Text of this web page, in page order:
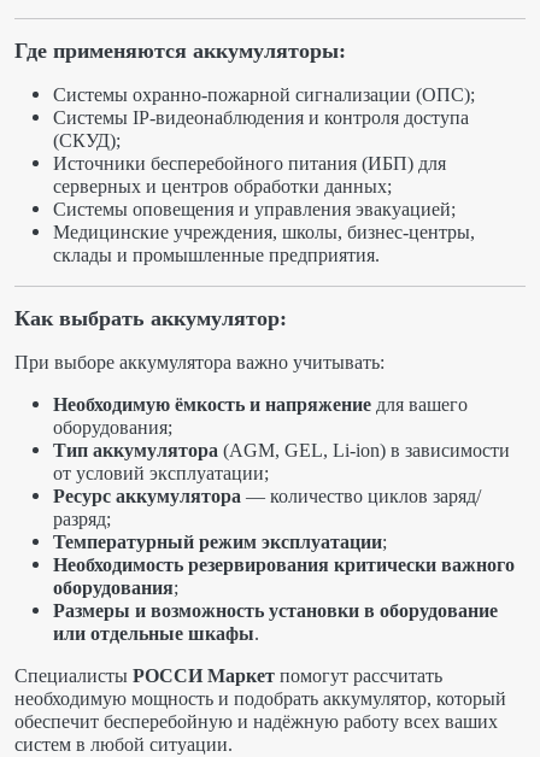
Где применяются аккумуляторы:
Системы охранно-пожарной сигнализации (ОПС);
Системы IP-видеонаблюдения и контроля доступа
(СКУД);
Источники бесперебойного питания (ИБП) для
серверных и центров обработки данных;
Системы оповещения и управления эвакуацией;
Медицинские учреждения, школы, бизнес-центры,
склады и промышленные предприятия.
Как выбрать аккумулятор:
При выборе аккумулятора важно учитывать:
Необходимую ёмкость и напряжение для вашего
оборудования;
Тип аккумулятора (AGM, GEL, Li-ion) в зависимости
от условий эксплуатации;
Ресурс аккумулятора — количество циклов заряд/
разряд;
Температурный режим эксплуатации;
Необходимость резервирования критически важного
оборудования;
Размеры и возможность установки в оборудование
или отдельные шкафы.
Специалисты РОССИ Маркет помогут рассчитать
необходимую мощность и подобрать аккумулятор, который
обеспечит бесперебойную и надёжную работу всех ваших
систем в любой ситуации.